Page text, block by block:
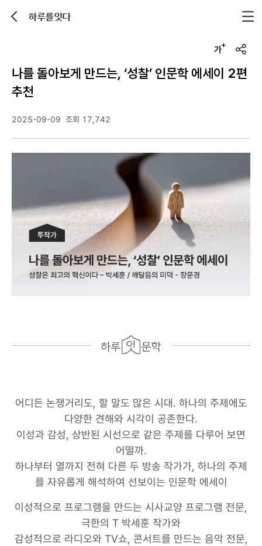
하루를잇다
u
l
나를 돌아보게 만드는, ‘성찰’ 인문학 에세이 2편
추천
2025-09-09 조회 17,742
어디든 논쟁거리도, 할 말도 많은 시대. 하나의 주제에도
다양한 견해와 시각이 공존한다.
이성과 감성, 상반된 시선으로 같은 주제를 다루어 보면
어떨까.
하나부터 열까지 전혀 다른 두 방송 작가가, 하나의 주제
를 자유롭게 해석하여 선보이는 인문학 에세이
이성적으로 프로그램을 만드는 시사교양 프로그램 전문,
극한의 T 박세훈 작가와
감성적으로 라디오와 TV쇼, 콘서트를 만드는 음악 전문,